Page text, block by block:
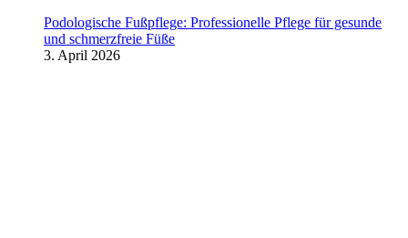
Podologische Fußpflege: Professionelle Pflege für gesunde
und schmerzfreie Füße
3. April 2026